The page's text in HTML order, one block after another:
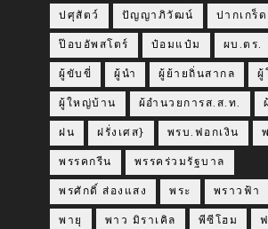
ปศุสัตว์ ปัญญาภิวัฒน์ ปากเกร็ด
ป๊อบอัพสโตร์ ป๋อมแป๋ม ผบ.ตร.
ผู้ขับขี่ ผู้นำ ผู้ย้ายถิ่นสากล ผู้
ผู้ใหญ่บ้าน ผ้อำนวยการส.ส.ท.
ฝน ฝรั่งเศส} พรบ.ฟอกเงิน
พรรคกรีน พรรคร่วมรัฐบาล
พรศักดิ์ ส่องแสง พระ พราวฟ้า
พายุ พาว มิราเคิล พีซีโฮม